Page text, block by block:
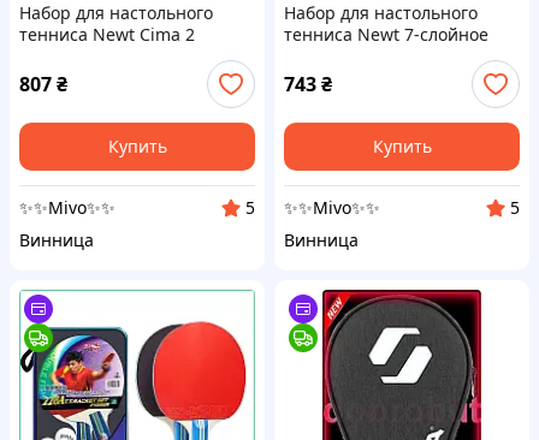
Набор для настольного
тенниса Newt Cima 2
ракетки 3 шарика и чехол
пятислойный
тренировочный комплект
807₴
Купить
✨✨Mivo✨✨
5
Винница
Набор для настольного
тенниса Newt 7-слойное
основание 2 ракетки 3 мяча
и защитный чехол для
тренировок
743₴
Купить
✨✨Mivo✨✨
5
Винница